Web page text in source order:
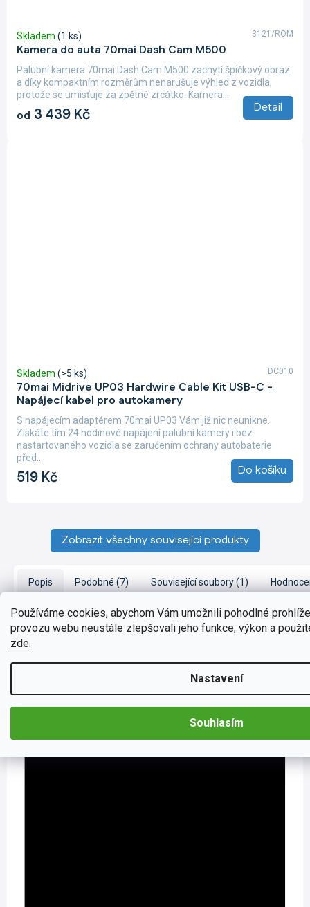
Používáme cookies, abychom Vám umožnili pohodlné
provozu webu neustále zlepšovali jeho funkce, výkon a
zde.
Nastavení
Souhlasím
Kamera do auta 70mai Dash Cam M500
Skladem (1 ks)
od 3 439 Kč Detail
Palubní kamera 70mai Dash Cam M500 zachytí špičkový obraz
a díky kompaktním rozměrům nenarušuje výhled z vozidla,
protože se umisťuje za zpětné zrcátko. Kamera...
3121/ROM
70mai Midrive UP03 Hardwire Cable Kit USB-C -
Napájecí kabel pro autokamery
Skladem (>5 ks)
519 Kč Do košíku
S napájecím adaptérem 70mai UP03 Vám již nic neunikne.
Získáte tím 24 hodinové napájení palubní kamery i bez
nastartovaného vozidla se zaručením ochrany autobaterie
před...
DC010
Zobrazit všechny související produkty
Popis Podobné (7) Související soubory (1)
Chcete-li mítpřehled o stavusvýchpneumatik, tento
monitorovací systém 70mai TPMS T04
Tento produkt je skvělýmdoplňkemke kameře70mai
. Jednoduchá instalace Vám zaručísnadno dostupné